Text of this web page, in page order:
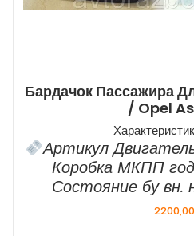
Бардачок Пассажира
/ Opel
Артикул Двигатель
Коробка МКПП
Состояние бу
2200,00